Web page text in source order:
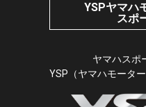
YSPヤマハ
スポ
ヤマハスポ
YSP（ヤマハモータ